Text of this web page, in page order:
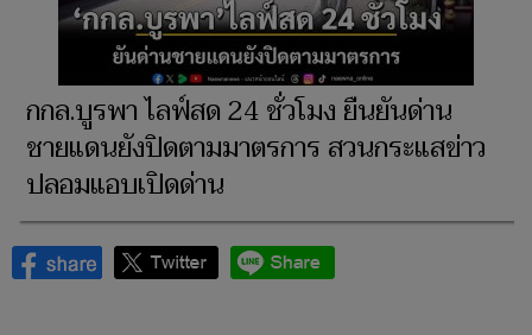
กกล.บูรพา ไลฟ์สด 24 ชั่วโมง ยืนยันด่าน
ชายแดนยังปิดตามมาตรการ สวนกระแสข่าว
ปลอมแอบเปิดด่าน